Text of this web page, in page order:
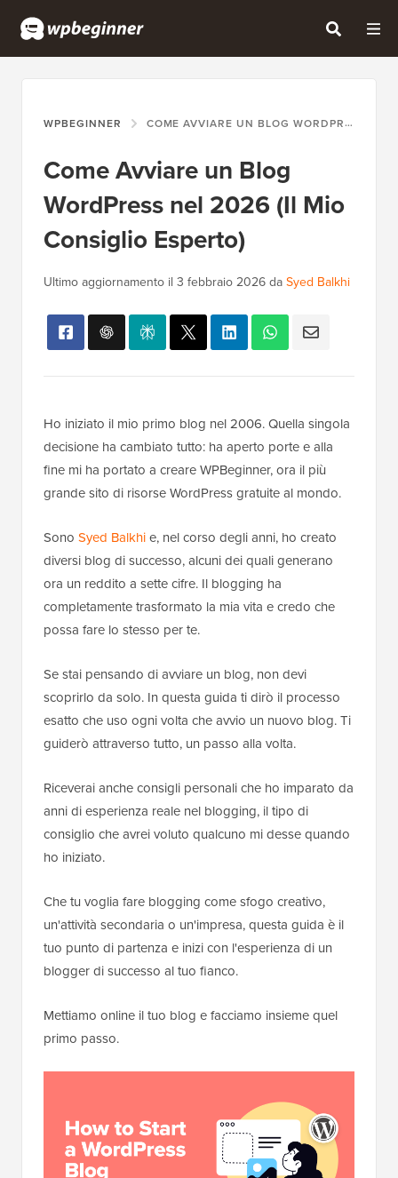
WPBEGINNER COME AVVIARE UN BLOG WORDPRESS NEL 2026 (IL MIO CONSIGLIO ESPERTO)
Come Avviare un Blog
WordPress nel 2026 (Il Mio
Consiglio Esperto)
Ultimo aggiornamento il 3 febbraio 2026 da Syed Balkhi
Ho iniziato il mio primo blog nel 2006. Quella singola
decisione ha cambiato tutto: ha aperto porte e alla
fine mi ha portato a creare WPBeginner, ora il più
grande sito di risorse WordPress gratuite al mondo.
Sono Syed Balkhie, nel corso degli anni, ho creato
diversi blog di successo, alcuni dei quali generano
ora un reddito a sette cifre. Il blogging ha
completamente trasformato la mia vita e credo che
possa fare lo stesso per te.
Se stai pensando di avviare un blog, non devi
scoprirlo da solo. In questa guida ti dirò il processo
esatto che uso ogni volta che avvio un nuovo blog. Ti
guiderò attraverso tutto, un passo alla volta.
Riceverai anche consigli personali che ho imparato da
anni di esperienza reale nel blogging, il tipo di
consiglio che avrei voluto qualcuno mi desse quando
ho iniziato.
Che tu voglia fare blogging come sfogo creativo,
un'attività secondaria o un'impresa, questa guida è il
tuo punto di partenza e inizi con l'esperienza di un
blogger di successo al tuo fianco.
Mettiamo online il tuo blog e facciamo insieme quel
primo passo.